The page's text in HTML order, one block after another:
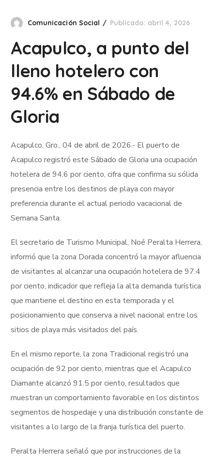
Comunicación Social Publicado: abril 4, 2026
Acapulco, a punto del
lleno hotelero con
94.6% en Sábado de
Gloria
Acapulco, Gro., 04 de abril de 2026.- El puerto de
Acapulco registró este Sábado de Gloria una ocupación
hotelera de 94.6 por ciento, cifra que confirma su sólida
presencia entre los destinos de playa con mayor
preferencia durante el actual periodo vacacional de
Semana Santa.
El secretario de Turismo Municipal, Noé Peralta Herrera,
informó que la zona Dorada concentró la mayor afluencia
de visitantes al alcanzar una ocupación hotelera de 97.4
por ciento, indicador que refleja la alta demanda turística
que mantiene el destino en esta temporada y el
posicionamiento que conserva a nivel nacional entre los
sitios de playa más visitados del país.
En el mismo reporte, la zona Tradicional registró una
ocupación de 92 por ciento, mientras que el Acapulco
Diamante alcanzó 91.5 por ciento, resultados que
muestran un comportamiento favorable en los distintos
segmentos de hospedaje y una distribución constante de
visitantes a lo largo de la franja turística del puerto.
Peralta Herrera señaló que por instrucciones de la